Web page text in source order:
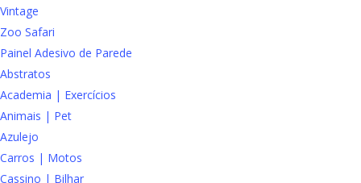
Vintage
Zoo Safari
Painel Adesivo de Parede
Abstratos
Academia | Exercícios
Animais | Pet
Azulejo
Carros | Motos
Cassino | Bilhar